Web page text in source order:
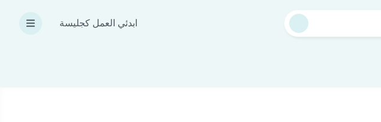
ابدئي العمل كجليسة